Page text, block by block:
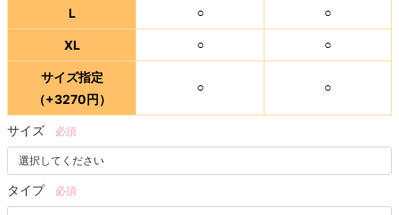
L ○ ○
XL ○ ○
サイズ指定
（+3270円）
○ ○
サイズ 必須
タイプ 必須